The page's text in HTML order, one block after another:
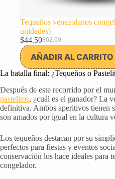
Tequeños venezolanos
unidades)
$62.00
El
precio
original
era:
$62.00.
$44.50El
precio
actual
es:
$44.50.
AÑADIR AL CARRITO
La batalla final: ¿Tequeños o
Después de este recorrido por el
pastelitos, ¿cuál es el ganador? La
definitiva. Ambos aperitivos tienen
son amados por igual en la cultura
Los tequeños destacan por su
perfectos para fiestas y eventos
conservación los hace ideales para
congelador.